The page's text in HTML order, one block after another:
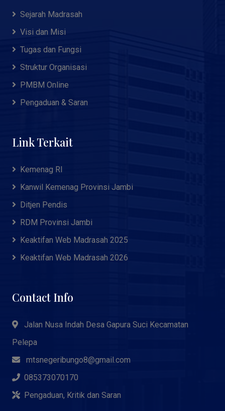
Sejarah Madrasah
Visi dan Misi
Tugas dan Fungsi
Struktur Organisasi
PMBM Online
Pengaduan & Saran
Link Terkait
Kemenag RI
Kanwil Kemenag Provinsi Jambi
Ditjen Pendis
RDM Provinsi Jambi
Keaktifan Web Madrasah 2025
Keaktifan Web Madrasah 2026
Contact Info
Jalan Nusa Indah Desa Gapura Suci Kecamatan
Pelepa
mtsnegeribungo8@gmail.com
085373070170
Pengaduan, Kritik dan Saran